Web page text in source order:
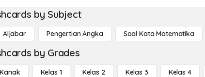
by Subject
Aljabar Pengertian Angka Soal Kata Matematika
by Grades
Kelas 1 Kelas 2 Kelas 3 Kelas 4